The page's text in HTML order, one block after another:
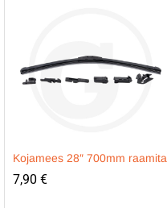
Kojamees 28″ 700mm raamita
7,90 €